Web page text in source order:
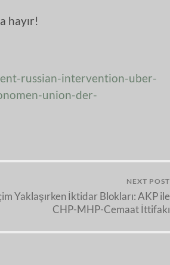
hayır!
russian-intervention-uber-
union-der-
NEXT POST
Yaklaşırken İktidar Blokları: AKP ile
CHP-MHP-Cemaat İttifakı